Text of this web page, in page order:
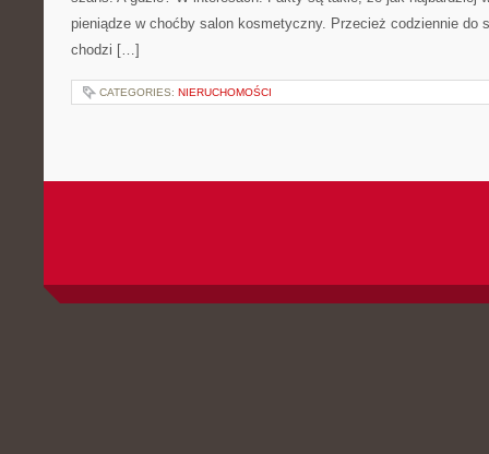
pieniądze w choćby salon kosmetyczny. Przecież codziennie do
chodzi […]
CATEGORIES: NIERUCHOMOŚCI